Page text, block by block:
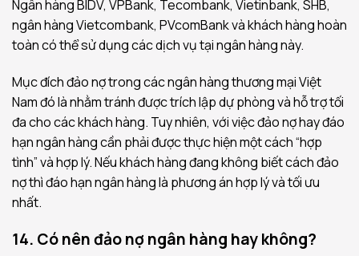
Ngân hàng BIDV, VPBank, Tecombank, Vietinbank, SHB,
ngân hàng Vietcombank, PVcomBank và khách hàng hoàn
toàn có thể sử dụng các dịch vụ tại ngân hàng này.
Mục đích đảo nợ trong các ngân hàng thương mại Việt
Nam đó là nhằm tránh được trích lập dự phòng và hỗ trợ tối
đa cho các khách hàng. Tuy nhiên, với việc đảo nợ hay đáo
hạn ngân hàng cần phải được thực hiện một cách “hợp
tình” và hợp lý. Nếu khách hàng đang không biết cách đảo
nợ thì đáo hạn ngân hàng là phương án hợp lý và tối ưu
nhất.
14. Có nên đảo nợ ngân hàng hay không?